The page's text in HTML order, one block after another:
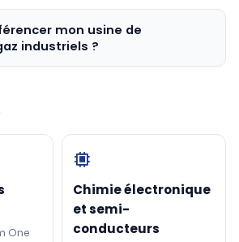
mon usine de
industriels ?
One
Chimie électronique
et semi-
conducteurs